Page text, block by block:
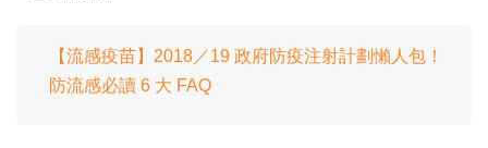
【流感疫苗】2018／19 政府防疫注射計劃懶人包！
防流感必讀 6 大 FAQ